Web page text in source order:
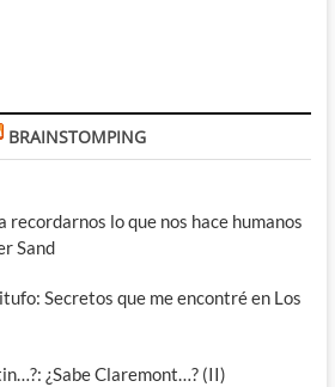
BRAINSTOMPING
recordarnos lo que nos hace humanos
Sand
Secretos que me encontré en Los
¿Sabe Claremont…? (II)